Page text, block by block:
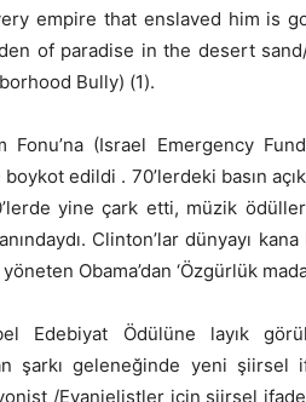
empire that enslaved him is
of paradise in the desert
Bully) (1).
Fonu’na (Israel Emergency
edildi . 70’lerdeki basın
yine çark etti, müzik
Clinton’lar dünyayı
Obama’dan ‘Özgürlük
Edebiyat Ödülüne layık
şarkı geleneğinde yeni şiirsel
/Evanjelistler için şiirsel